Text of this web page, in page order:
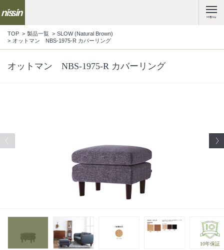
MENU
TOP 製品一覧
SLOW (Natural Brown)
オットマン NBS-1975-R カバーリング
オットマン NBS-1975-R カバーリング
10年保証